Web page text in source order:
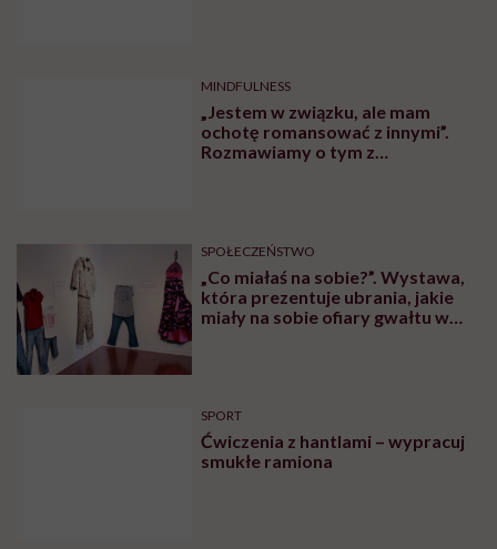
MINDFULNESS
„Jestem w związku, ale mam
ochotę romansować z innymi”.
Rozmawiamy o tym z
SPOŁECZEŃSTWO
„Co miałaś na sobie?”. Wystawa,
która prezentuje ubrania, jakie
miały na sobie ofiary gwałtu w
SPORT
Ćwiczenia z hantlami – wypracuj
smukłe ramiona